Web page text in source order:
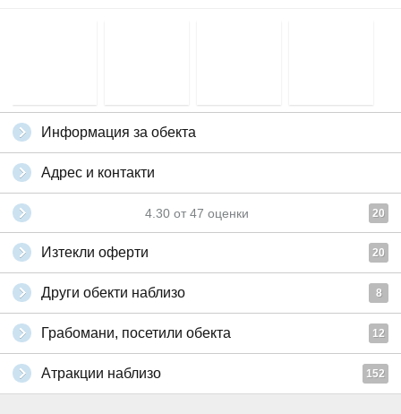
Информация за обекта
Адрес и контакти
4.30 от 47 оценки 20
Изтекли оферти 20
Други обекти наблизо 8
Грабомани, посетили обекта 12
Атракции наблизо 152